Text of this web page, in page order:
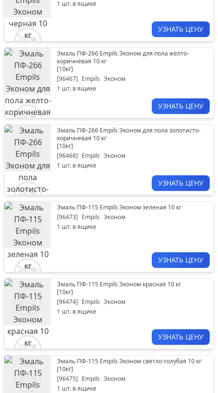
1 шт. в ящике
УЗНАТЬ ЦЕНУ
Эмаль ПФ-266 Empils Эконом для пола желто-
коричневая 10 кг
[10кг]
[96467] Empils Эконом
1 шт. в ящике
УЗНАТЬ ЦЕНУ
Эмаль ПФ-266 Empils Эконом для пола золотисто-
коричневая 10 кг
[10кг]
[96468] Empils Эконом
1 шт. в ящике
УЗНАТЬ ЦЕНУ
Эмаль ПФ-115 Empils Эконом зеленая 10 кг
[96473] Empils Эконом
1 шт. в ящике
УЗНАТЬ ЦЕНУ
Эмаль ПФ-115 Empils Эконом красная 10 кг
[10кг]
[96474] Empils Эконом
1 шт. в ящике
УЗНАТЬ ЦЕНУ
Эмаль ПФ-115 Empils Эконом светло-голубая 10 кг
[10кг]
[96475] Empils Эконом
1 шт. в ящике